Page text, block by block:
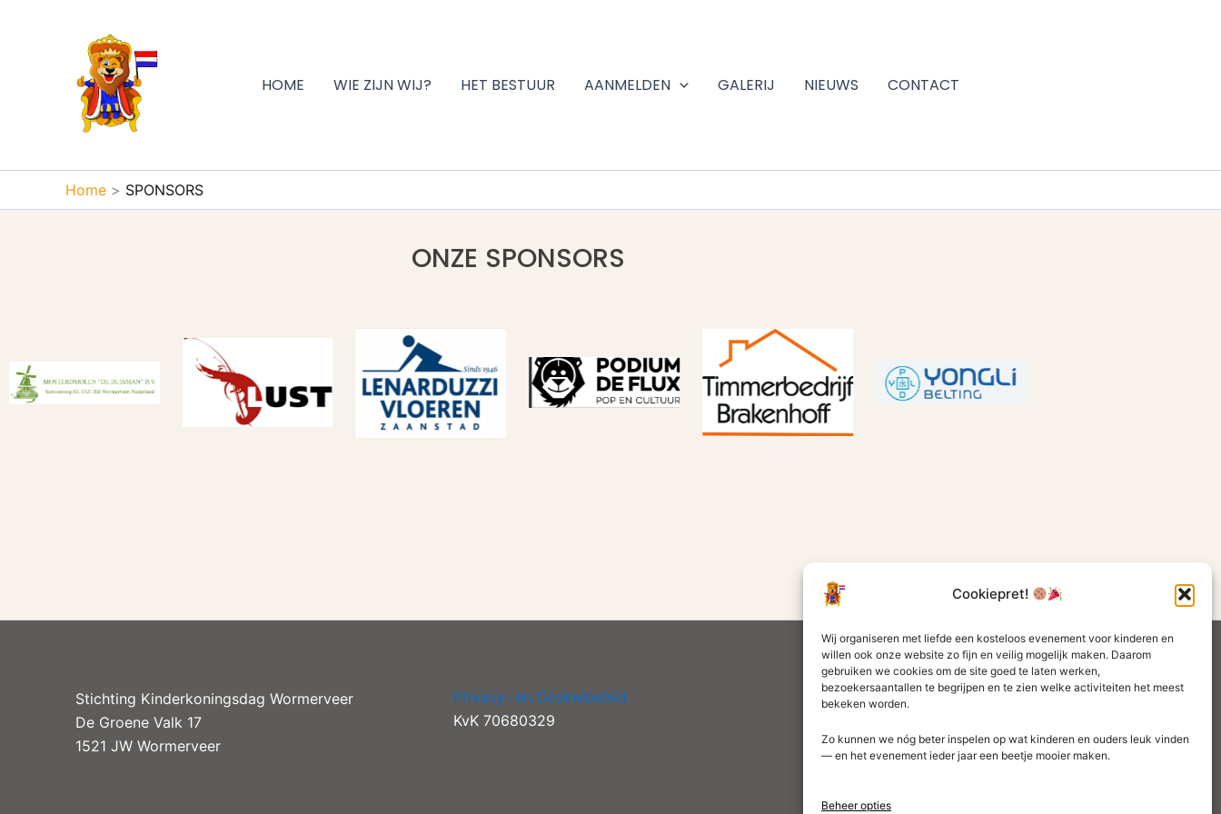
Cookiepret!
Wij organiseren met liefde een kosteloos evenement voor kinderen en
willen ook onze website zo fijn en veilig mogelijk maken. Daarom
gebruiken we cookies om de site goed te laten werken,
bezoekersaantallen te begrijpen en te zien welke activiteiten het meest
bekeken worden.
Zo kunnen we nóg beter inspelen op wat kinderen en ouders leuk vinden
— en het evenement ieder jaar een beetje mooier maken.
Beheer opties
HOME WIE ZIJN WIJ? HET BESTUUR AANMELDEN GALERIJ NIEUWS CONTACT
Home SPONSORS
ONZE SPONSORS
Stichting Kinderkoningsdag Wormerveer
De Groene Valk 17
1521 JW Wormerveer
Privacy- en Cookiebeleid
KvK 70680329